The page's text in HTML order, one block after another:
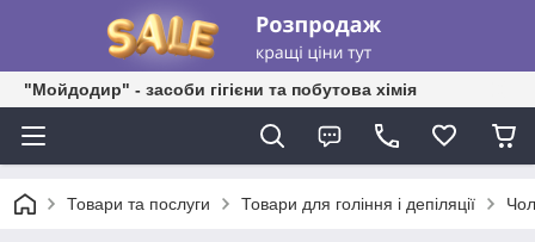
"Мойдодир" - засоби гігієни та побутова хімія
Товари та послуги Товари для гоління і депіляції